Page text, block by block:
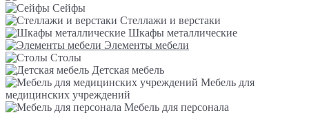
Сейфы
Стеллажи и верстаки
Шкафы металлические
Элементы мебели
Столы
Детская мебель
Мебель для
медицинских учреждений
Мебель для персонала